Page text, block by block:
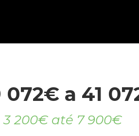
072€ a 41
3 200€ até 7 900€